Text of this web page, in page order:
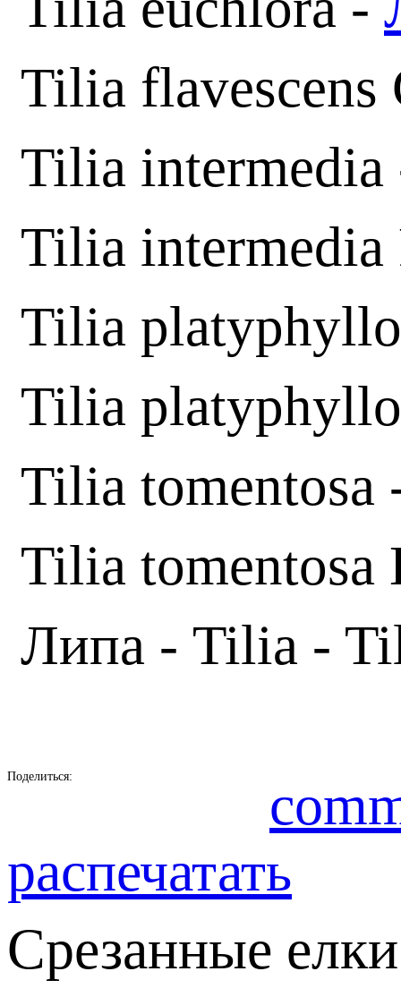
Tilia
Tilia
Tilia
Tilia
Tilia
Tilia
Tilia tomentosa
Липа - Tilia -
Поделиться:
распечатать
Срезанные